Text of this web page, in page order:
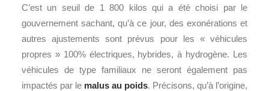
C’est un seuil de 1 800 kilos qui a été choisi par le
gouvernement sachant, qu’à ce jour, des exonérations et
autres ajustements sont prévus pour les « véhicules
propres » 100% électriques, hybrides, à hydrogène. Les
véhicules de type familiaux ne seront également pas
impactés par le malus au poids. Précisons, qu’à l’origine,